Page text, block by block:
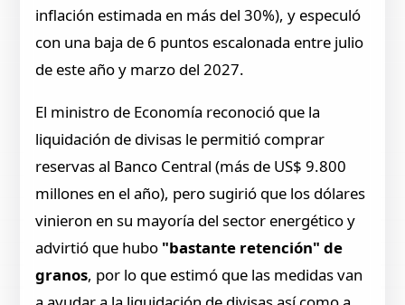
inflación estimada en más del 30%), y especuló
con una baja de 6 puntos escalonada entre julio
de este año y marzo del 2027.
El ministro de Economía reconoció que la
liquidación de divisas le permitió comprar
reservas al Banco Central (más de US$ 9.800
millones en el año), pero sugirió que los dólares
vinieron en su mayoría del sector energético y
advirtió que hubo "bastante retención" de
granos, por lo que estimó que las medidas van